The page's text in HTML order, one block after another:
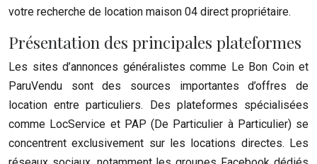
votre recherche de location maison 04 direct propriétaire.
Présentation des principales plateformes
Les sites d’annonces généralistes comme Le Bon Coin et
ParuVendu sont des sources importantes d’offres de
location entre particuliers. Des plateformes spécialisées
comme LocService et PAP (De Particulier à Particulier) se
concentrent exclusivement sur les locations directes. Les